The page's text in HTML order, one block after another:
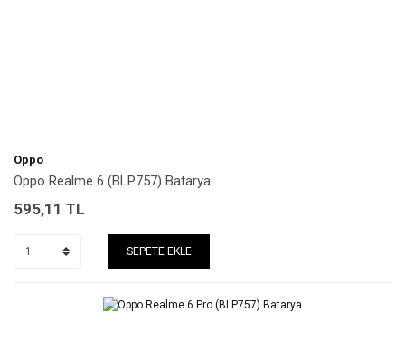
Oppo
Oppo Realme 6 (BLP757) Batarya
595,11 TL
SEPETE EKLE